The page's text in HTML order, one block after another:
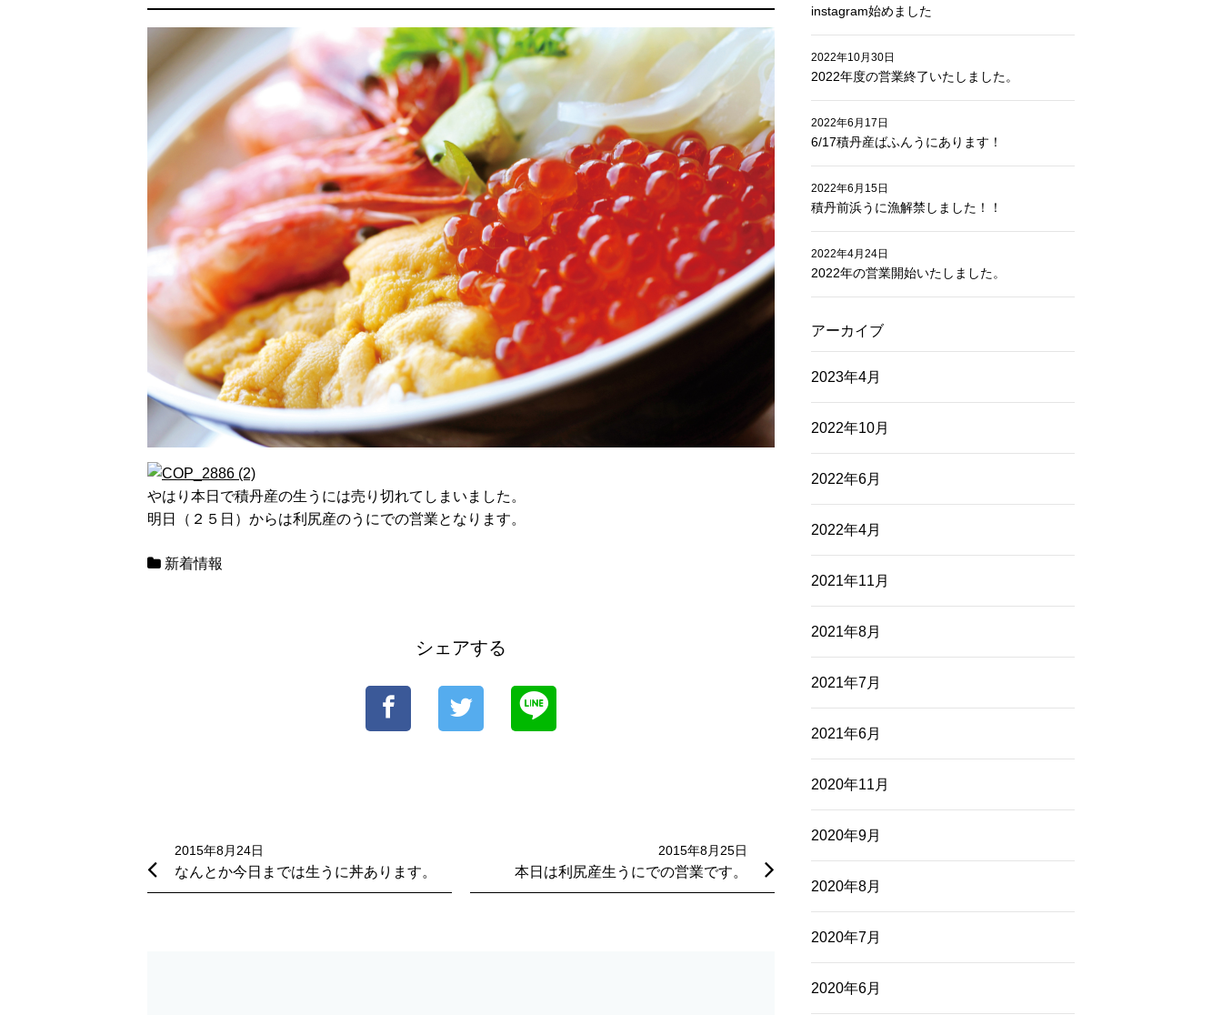
やはり本日で積丹産の生うには売り切れてしまいました。
明日（２５日）からは利尻産のうにでの営業となります。
新着情報
シェアする
ナ
2015年8月24日
なんとか今日までは生うに丼あります。
2015年8月25日
本日は利尻産生うにでの営業です。
instagram始めました
2022年度の営業終了いたしました。
2022年10月30日
6/17積丹産ばふんうにあります！
2022年6月17日
積丹前浜うに漁解禁しました！！
2022年6月15日
2022年の営業開始いたしました。
2022年4月24日
アーカイブ
2023年4月
2022年10月
2022年6月
2022年4月
2021年11月
2021年8月
2021年7月
2021年6月
2020年11月
2020年9月
2020年8月
2020年7月
2020年6月